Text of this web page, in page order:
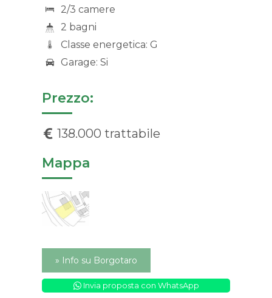
2/3 camere
2 bagni
Classe energetica: G
Garage: Si
Prezzo:
138.000 trattabile
Mappa
» Info su Borgotaro
Invia proposta con WhatsApp